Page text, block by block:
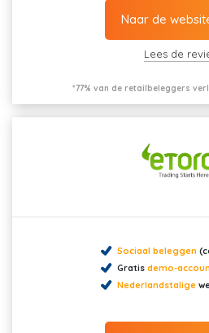
Naar de
Lees de
*77% van de retailbeleggers
Sociaal beleggen
Gratis demo-
Nederlandstalige